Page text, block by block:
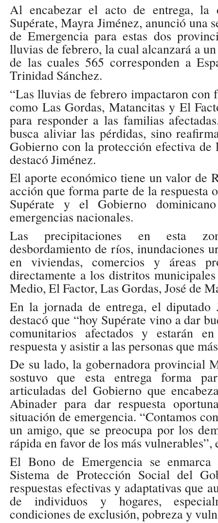
Al encabezar el acto de entrega, la
Supérate, Mayra Jiménez, anunció una
de Emergencia para estas dos
lluvias de febrero, la cual alcanzará a
de las cuales 565 corresponden a
Trinidad Sánchez.
“Las lluvias de febrero impactaron con
como Las Gordas, Matancitas y El
para responder a las familias
busca aliviar las pérdidas, sino
Gobierno con la protección efectiva de
destacó Jiménez.
El aporte económico tiene un valor de
acción que forma parte de la respuesta
Supérate y el Gobierno
emergencias nacionales.
Las precipitaciones en esta
desbordamiento de ríos, inundaciones
en viviendas, comercios y áreas
directamente a los distritos
Medio, El Factor, Las Gordas, José de
En la jornada de entrega, el diputado
destacó que “hoy Supérate vino a dar
comunitarios afectados y estarán
respuesta y asistir a las personas que
De su lado, la gobernadora provincial
sostuvo que esta entrega forma
articuladas del Gobierno que
Abinader para dar respuesta
situación de emergencia. “Contamos
un amigo, que se preocupa por los
rápida en favor de los más vulnerables”,
El Bono de Emergencia se
Sistema de Protección Social del
respuestas efectivas y adaptativas que
de individuos y hogares,
condiciones de exclusión, pobreza y